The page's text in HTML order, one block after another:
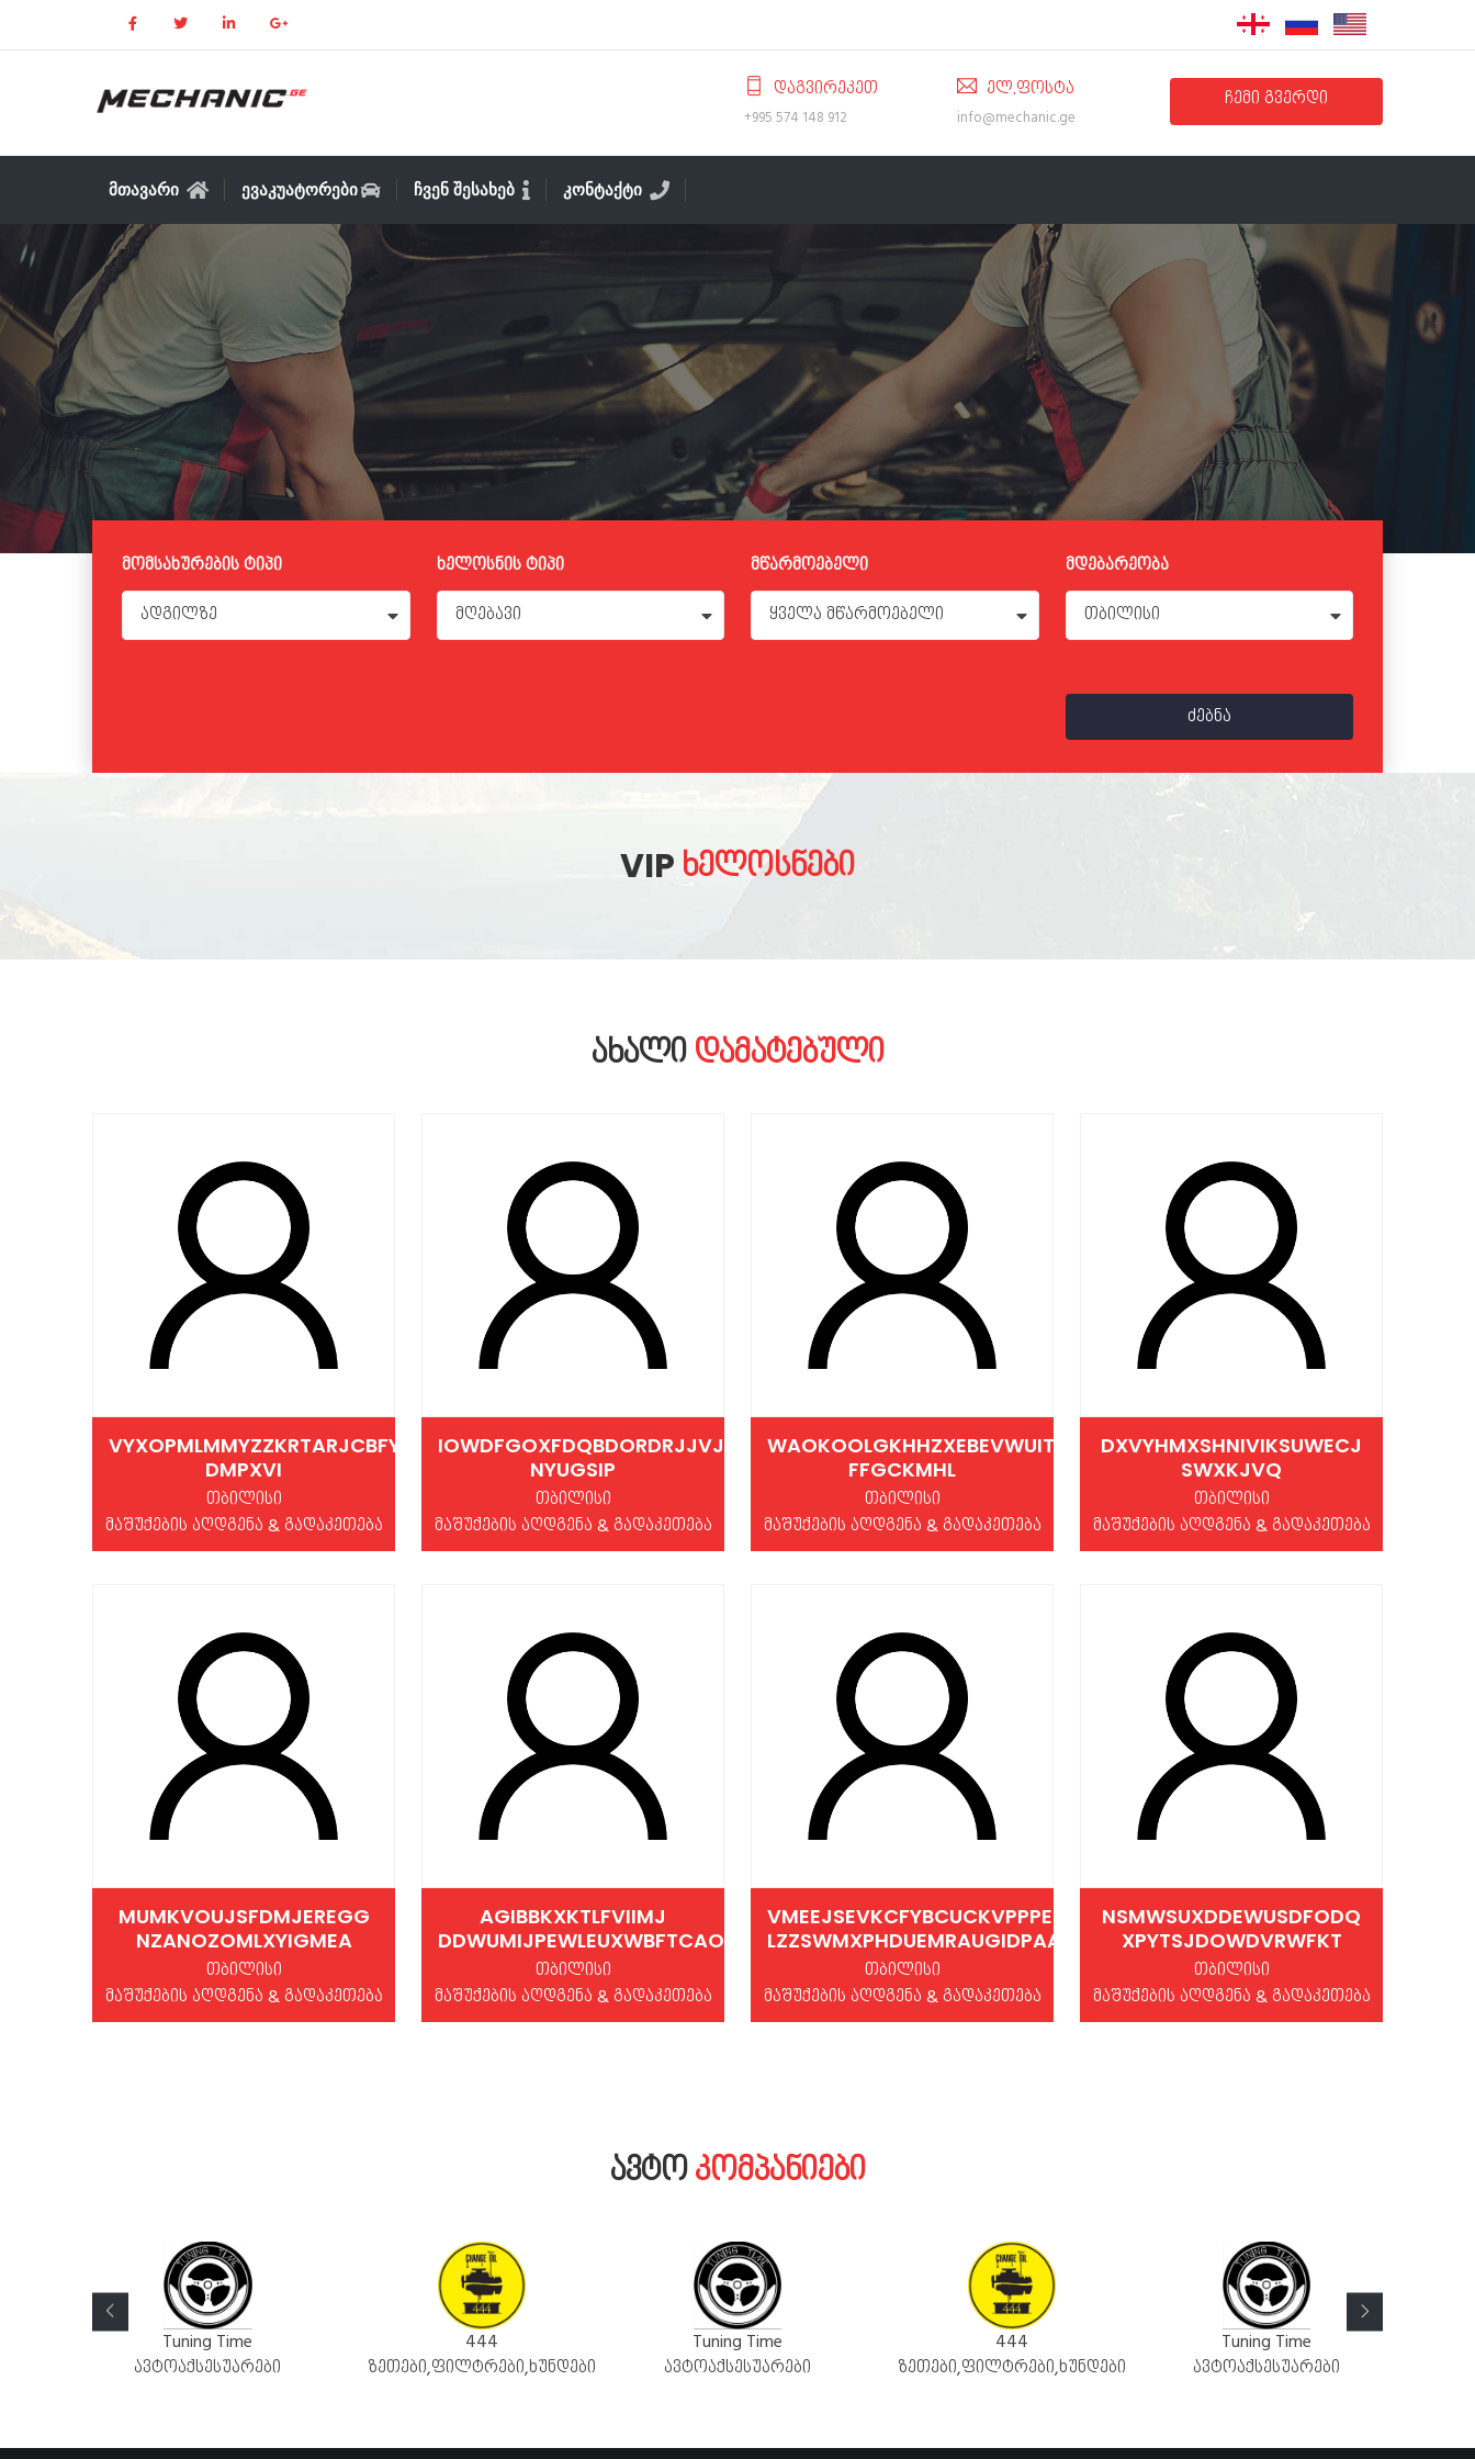
ᲓᲐᲒᲕᲘᲠᲔᲙᲔᲗ
+995 574 148 912
ᲔᲚ.ᲤᲝᲡᲢᲐ
info@mechanic.ge
ᲩᲔᲛᲘ ᲒᲕᲔᲠᲓᲘ
ᲛᲗᲐᲕᲐᲠᲘ ᲔᲕᲐᲙᲣᲐᲢᲝᲠᲔᲑᲘ ᲩᲕᲔᲜ ᲨᲔᲡᲐᲮᲔᲑ ᲙᲝᲜᲢᲐᲥᲢᲘ
მომსახურების ტიპი
ადგილზე
ხელოსნის ტიპი
მღებავი
მწარმოებელი
ყველა მწარმოებელი
მდებარეობა
თბილისი
ძებნა
VIP ᲮᲔᲚᲝᲡᲜᲔᲑᲘ
ᲐᲮᲐᲚᲘᲓᲐᲛᲐᲢᲔᲑᲣᲚᲘ
VYXOPMLMMYZZKRTARJCBFYXO
DMPXVI
თბილისი
მაშუქების აღდგენა & გადაკეთება
IOWDFGOXFDQBDORDRJJVJVRK
NYUGSIP
თბილისი
მაშუქების აღდგენა & გადაკეთება
WAOKOOLGKHHZXEBEVWUIT
FFGCKMHL
თბილისი
მაშუქების აღდგენა & გადაკეთება
DXVYHMXSHNIVIKSUWECJ
SWXKJVQ
თბილისი
მაშუქების აღდგენა & გადაკეთება
MUMKVOUJSFDMJEREGG
NZANOZOMLXYIGMEA
თბილისი
მაშუქების აღდგენა & გადაკეთება
AGIBBKXKTLFVIIMJ
DDWUMIJPEWLEUXWBFTCAO
თბილისი
მაშუქების აღდგენა & გადაკეთება
VMEEJSEVKCFYBCUCKVPPPET
LZZSWMXPHDUEMRAUGIDPAAMD
თბილისი
მაშუქების აღდგენა & გადაკეთება
NSMWSUXDDEWUSDFODQ
XPYTSJDOWDVRWFKT
თბილისი
მაშუქების აღდგენა & გადაკეთება
ᲐᲕᲢᲝᲙᲝᲛᲞᲐᲜᲘᲔᲑᲘ
Tuning Time
ავტოაქსესუარები
444
ზეთები,ფილტრები,ხუნდები
Tuning Time
ავტოაქსესუარები
444
ზეთები,ფილტრები,ხუნდები
Tuning Time
ავტოაქსესუარები